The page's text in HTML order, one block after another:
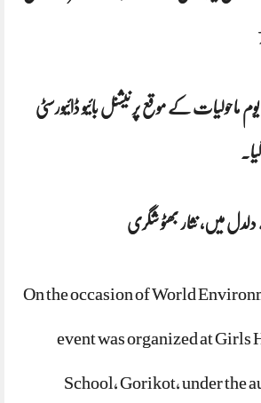
یوم ماحولیات کے موقع پر نیشنل بائیو ڈائیورسٹی
میں، نثار بھٹو شگری
On the occasion of World
event was organized at Girls
School, Gorikot, under the